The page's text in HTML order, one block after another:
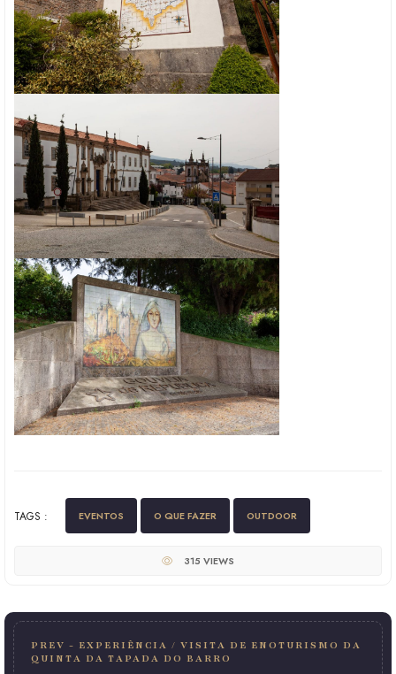
TAGS : EVENTOS O QUE FAZER OUTDOOR
315 VIEWS
PREV - EXPERIÊNCIA / VISITA DE ENOTURISMO DA
QUINTA DA TAPADA DO BARRO